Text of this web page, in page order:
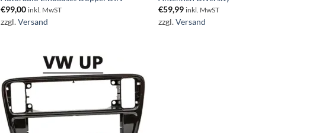
€99,00 inkl. MwST
zzgl.Versand
€59,99 inkl. MwST
zzgl.Versand